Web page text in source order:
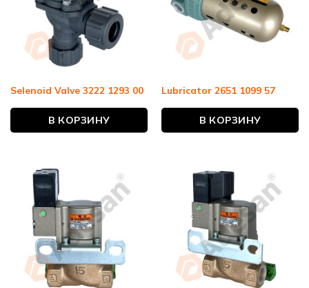
Selenoid Valve 3222 1293 00
В КОРЗИНУ
Lubricator 2651 1099 57
В КОРЗИНУ